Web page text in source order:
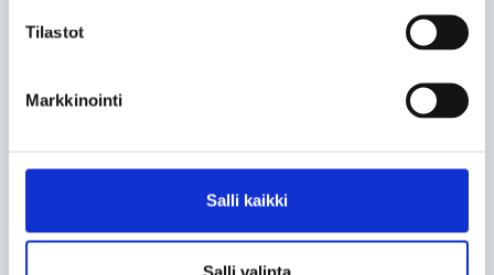
Tilastot
Markkinointi
Salli kaikki
Jaa Twitterissä
Pakolliset kentät on merkitty tähdellä (*).